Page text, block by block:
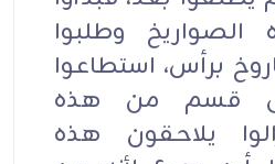
وطلبوا
برأس، استطاعوا
قسم من هذه
يلاحقون هذه